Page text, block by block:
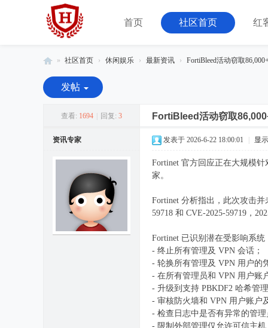
首页 社区首页 红
红
客
» 社区首页 › 休闲娱乐 › 最新资讯 › FortiBleed活动窃取
发帖
查看: 1694 回复: 3 FortiBleed活动窃取
资讯专家 发表于 2026-6-22 18:00:01 显
Fortinet 官方回应正在大规模
家。
Fortinet 分析指出，此次攻击并
59718 和 CVE-2025-59719，
Fortinet 已识别潜在受影响系
- 终止所有管理及 VPN 会话；
- 轮换所有管理及 VPN 用户的
- 在所有管理员和 VPN 用户账
- 升级到支持 PBKDF2 哈希管
- 审核防火墙和 VPN 用户账户
- 检查日志中是否有异常的管
- 限制外部管理仅允许可信主